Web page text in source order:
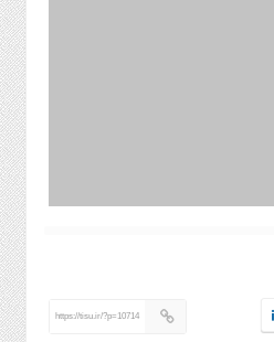
https://tisu.ir/?p=10714